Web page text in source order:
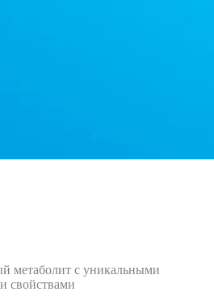
метаболит с уникальными
свойствами